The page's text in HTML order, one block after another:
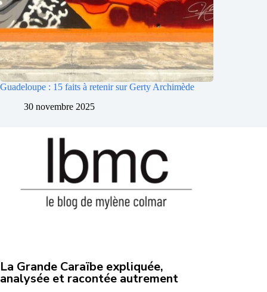
Guadeloupe : 15 faits à retenir sur Gerty Archimède
30 novembre 2025
La Grande Caraïbe expliquée,
analysée et racontée autrement